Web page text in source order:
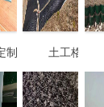
制生态袋土工格室